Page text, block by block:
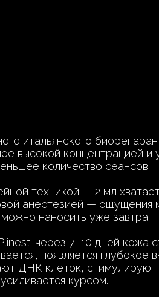
итальянского
высокой концентрацией
количество сеансов.
техникой — 2 мл
анестезией — ощущения
наносить уже завтра.
через 7–10 дней кожа
появляется глубокое
ДНК клеток,
курсом.